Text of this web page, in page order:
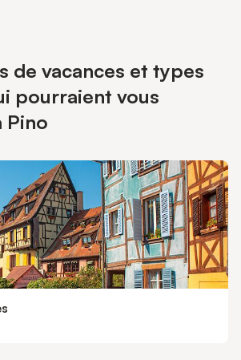
de vacances et types
pourraient vous
Pino